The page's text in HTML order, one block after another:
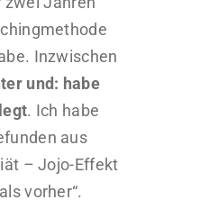
Inzwischen
und: habe
. Ich habe
aus
– Jojo-Effekt
vorher“.